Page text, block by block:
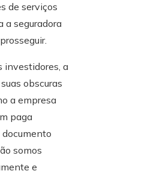
de serviços
a seguradora
investidores, a
obscuras
a empresa
paga
somos
e